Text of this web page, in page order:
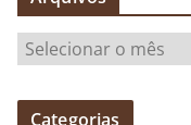
r
q
Categorias